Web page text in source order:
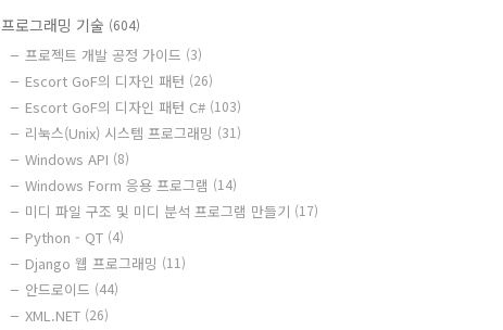
프로그래밍 기술 (604)
프로젝트 개발 공정 가이드 (3)
Escort GoF의 디자인 패턴 (26)
Escort GoF의 디자인 패턴 C# (103)
리눅스(Unix) 시스템 프로그래밍 (31)
Windows API (8)
Windows Form 응용 프로그램 (14)
미디 파일 구조 및 미디 분석 프로그램 만들기 (17)
Python - QT (4)
Django 웹 프로그래밍 (11)
안드로이드 (44)
XML.NET (26)